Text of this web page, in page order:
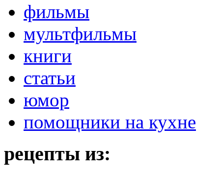
фильмы
мультфильмы
книги
статьи
юмор
помощники на кухне
рецепты из: